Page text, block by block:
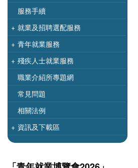
服務手續
+ 就業及招聘選配服務
+ 青年就業服務
+ 殘疾人士就業服務
職業介紹所專題網
常見問題
相關法例
+ 資訊及下載區